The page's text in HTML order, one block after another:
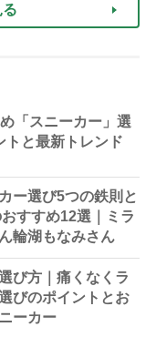
「スニーカー」選
トと最新トレンド
ー選び5つの鉄則と
すすめ12選｜ミラ
輪湖もなみさん
び方｜痛くなくラ
びのポイントとお
ーカー